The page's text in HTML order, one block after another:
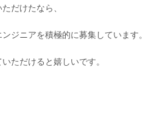
だけたなら、
ジニアを積極的に募集しています。
ただけると嬉しいです。